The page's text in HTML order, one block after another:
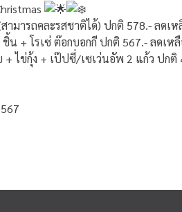
มารถคละรสชาติได้) ปกติ 578.- ลดเห
น + โรเซ่ ต๊อกบอกกี ปกติ 567.- ลดเห
ไข่กุ้ง + เป๊ปซี่/เซเว่นอัพ 2 แก้ว ปกติ